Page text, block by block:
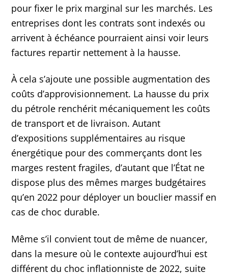
pour fixer le prix marginal sur les marchés. Les
entreprises dont les contrats sont indexés ou
arrivent à échéance pourraient ainsi voir leurs
factures repartir nettement à la hausse.
À cela s’ajoute une possible augmentation des
coûts d’approvisionnement. La hausse du prix
du pétrole renchérit mécaniquement les coûts
de transport et de livraison. Autant
d’expositions supplémentaires au risque
énergétique pour des commerçants dont les
marges restent fragiles, d’autant que l’État ne
dispose plus des mêmes marges budgétaires
qu’en 2022 pour déployer un bouclier massif en
cas de choc durable.
Même s’il convient tout de même de nuancer,
dans la mesure où le contexte aujourd’hui est
différent du choc inflationniste de 2022, suite